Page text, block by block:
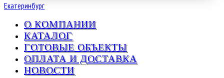
Екатеринбург
О КОМПАНИИ
КАТАЛОГ
ГОТОВЫЕ ОБЪЕКТЫ
ОПЛАТА И ДОСТАВКА
НОВОСТИ